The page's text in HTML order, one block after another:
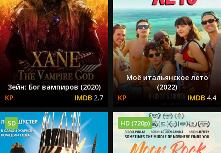
Зейн: Бог вампиров (2020)
2.7
Моё итальянское лето
(2022)
4.4
SD HD (720p)